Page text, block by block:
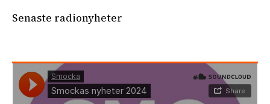
Senaste radionyheter